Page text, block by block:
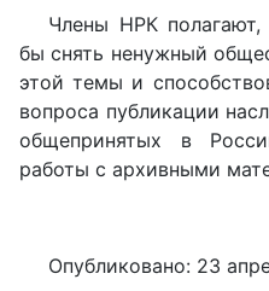
Члены НРК
бы снять ненужный
этой темы и
вопроса публикации
общепринятых в
работы с архивными
Опубликовано: 23